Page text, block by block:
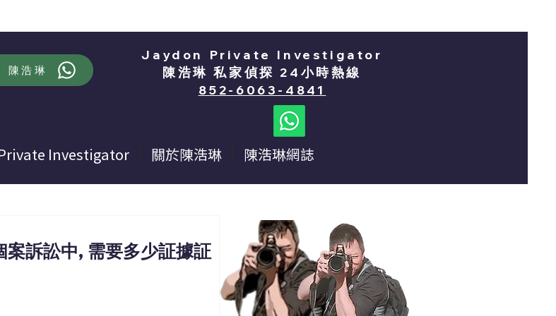
陳浩琳
Jaydon Private Investigator
陳浩琳 私家偵探 24小時熱線
852-6063-4841
Investigator 關於陳浩琳 陳浩琳網誌
訴訟中, 需要多少証據証